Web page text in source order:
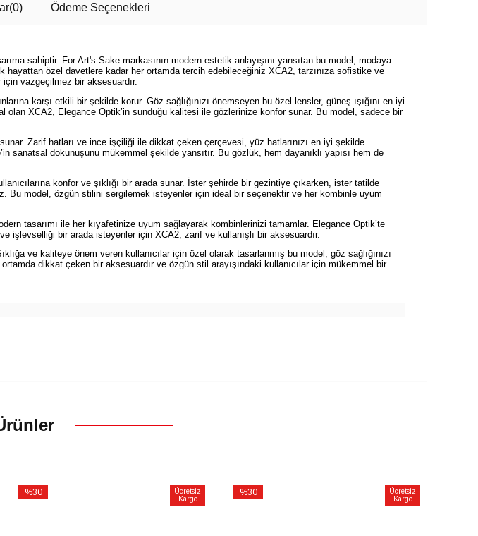
(0) Ödeme Seçenekleri
sahiptir. For Art's Sake markasının modern estetik anlayışını yansıtan bu model, modaya
hayattan özel davetlere kadar her ortamda tercih edebileceğiniz XCA2, tarzınıza sofistike ve
vazgeçilmez bir aksesuardır.
karşı etkili bir şekilde korur. Göz sağlığınızı önemseyen bu özel lensler, güneş ışığını en iyi
XCA2, Elegance Optik’in sunduğu kalitesi ile gözlerinize konfor sunar. Bu model, sadece bir
Zarif hatları ve ince işçiliği ile dikkat çeken çerçevesi, yüz hatlarınızı en iyi şekilde
dokunuşunu mükemmel şekilde yansıtır. Bu gözlük, hem dayanıklı yapısı hem de
konfor ve şıklığı bir arada sunar. İster şehirde bir gezintiye çıkarken, ister tatilde
Bu model, özgün stilini sergilemek isteyenler için ideal bir seçenektir ve her kombinle uyum
tasarımı ile her kıyafetinize uyum sağlayarak kombinlerinizi tamamlar. Elegance Optik’te
işlevselliği bir arada isteyenler için XCA2, zarif ve kullanışlı bir aksesuardır.
ve kaliteye önem veren kullanıcılar için özel olarak tasarlanmış bu model, göz sağlığınızı
dikkat çeken bir aksesuardır ve özgün stil arayışındaki kullanıcılar için mükemmel bir
%30
Ücretsiz
Kargo
%30
Ücretsiz
Kargo